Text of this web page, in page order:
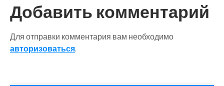
Добавить комментарий
Для отправки комментария вам необходимо
авторизоваться.